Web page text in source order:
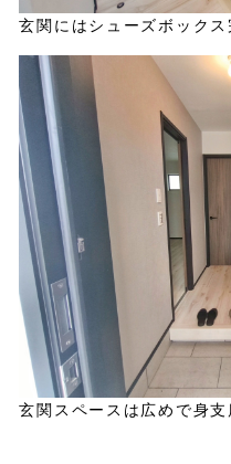
玄関にはシューズボックス
玄関スペースは広めで身支